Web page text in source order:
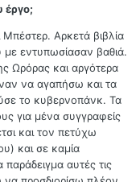
έργο;
Αρκετά βιβλία
με εντυπωσίασαν βαθιά.
Ωρόρας και αργότερα
να αγαπήσω και τα
το κυβερνοπάνκ. Τα
για μένα συγγραφείς
και τον πετύχω
και σε καμία
αυτές τις